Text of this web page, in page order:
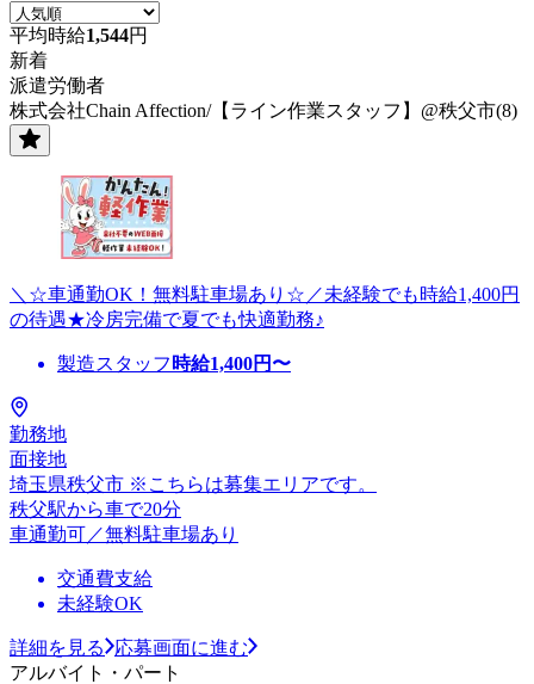
平均時給1,544円
新着
派遣労働者
株式会社Chain Affection/【ライン作業スタッフ】@秩父市(8)
＼☆車通勤OK！無料駐車場あり☆／未経験でも時給1,400円
の待遇★冷房完備で夏でも快適勤務♪
製造スタッフ 時給1,400円〜
勤務地
面接地
埼玉県秩父市 ※こちらは募集エリアです。
秩父駅から車で20分
車通勤可／無料駐車場あり
交通費支給
未経験OK
詳細を見る
応募画面に進む
アルバイト・パート